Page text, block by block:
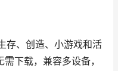
、创造、小游戏和活
下载，兼容多设备，